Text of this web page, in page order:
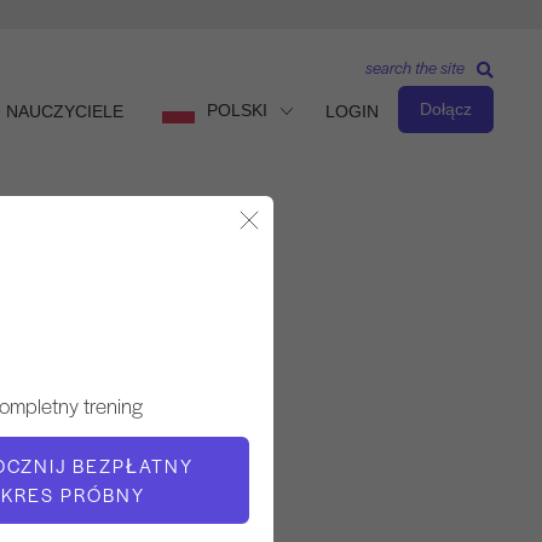
NAUCZYCIELE POLSKI LOGIN Dołącz
search the site
trening
BEZPŁATNY
PRÓBNY
Simona Cipriani
CZAS WIDEO
12:40